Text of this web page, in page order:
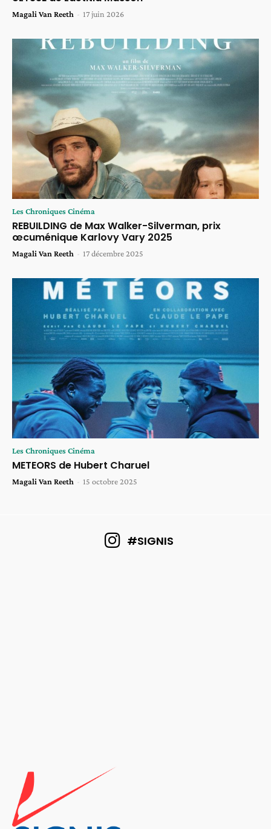
Magali Van Reeth - 17 juin 2026
Les Chroniques Cinéma
REBUILDING de Max Walker-Silverman, prix
œcuménique Karlovy Vary 2025
Magali Van Reeth - 17 décembre 2025
Les Chroniques Cinéma
METEORS de Hubert Charuel
Magali Van Reeth - 15 octobre 2025
#SIGNIS